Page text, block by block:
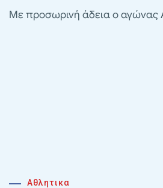
Με προσωρινή άδεια ο αγώνας
Αθλητικα